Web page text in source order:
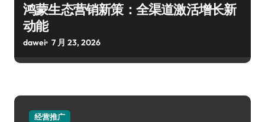
鸿蒙生态营销新策：全渠道激活增长新
动能
dawei 7 月 23, 2026
经营推广